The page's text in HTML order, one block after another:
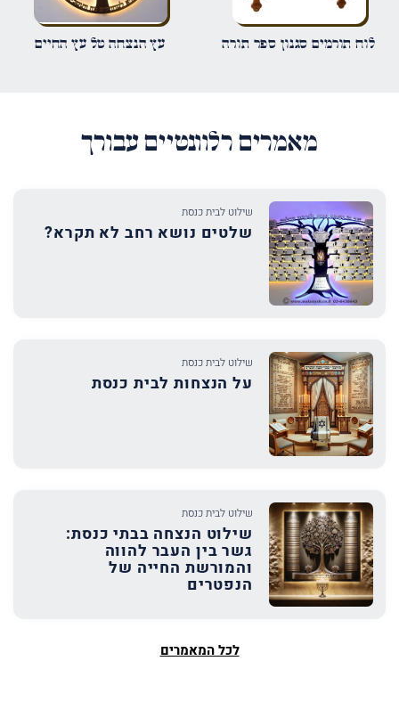
לוח תורמים סגנון ספר תורה עץ הנצחה טל עץ החיים
מאמרים רלוונטיים עבורך
שילוט לבית כנסת
שלטים נושא רחב לא תקרא?
שילוט לבית כנסת
על הנצחות לבית כנסת
שילוט לבית כנסת
שילוט הנצחה בבתי כנסת:
גשר בין העבר להווה
והמורשת החייה של
הנפטרים
לכל המאמרים